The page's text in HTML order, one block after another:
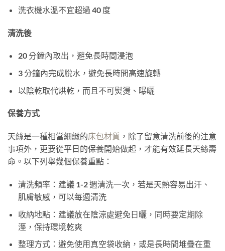
洗衣機水溫不宜超過 40 度
清洗後
20 分鐘內取出，避免長時間浸泡
3 分鐘內完成脫水，避免長時間高速旋轉
以陰乾取代烘乾，而且不可熨燙、曝曬
保養方式
天絲是一種相當細緻的床包材質 ，除了留意清洗前後的注意
事項外，更要從平日的保養開始做起，才能有效延長天絲壽
命。以下列舉幾個保養重點：
清洗頻率：建議 1-2 週清洗一次，若是天熱容易出汗、
肌膚敏感，可以每週清洗
收納地點：建議放在陰涼處避免日曬，同時要定期除
溼，保持環境乾爽
整理方式：避免使用真空袋收納，或是長時間堆疊在重